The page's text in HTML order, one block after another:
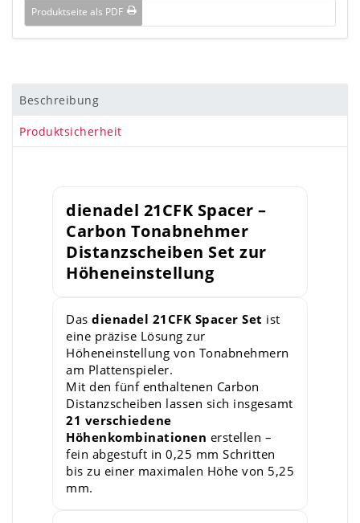
Produktseite als PDF
Beschreibung
Produktsicherheit
dienadel 21CFK Spacer –
Carbon Tonabnehmer
Distanzscheiben Set zur
Höheneinstellung
Das dienadel 21CFK Spacer Set ist
eine präzise Lösung zur
Höheneinstellung von Tonabnehmern
am Plattenspieler.
Mit den fünf enthaltenen Carbon
Distanzscheiben lassen sich insgesamt
21 verschiedene
Höhenkombinationen erstellen –
fein abgestuft in 0,25 mm Schritten
bis zu einer maximalen Höhe von 5,25
mm.